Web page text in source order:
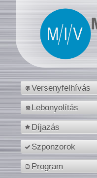
Versenyfelhívás
Lebonyolítás
Díjazás
Szponzorok
Program